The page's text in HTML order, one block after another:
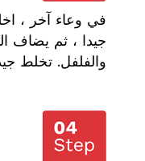
في وعاء آخر ،
جيدا ، ثم يضاف
والفلفل. تخلط